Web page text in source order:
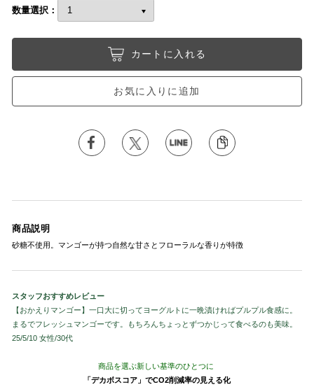
数量選択：
カートに入れる
お気に入りに追加
商品説明
砂糖不使用。マンゴーが持つ自然な甘さとフローラルな香りが特徴
スタッフおすすめレビュー
【おかえりマンゴー】一口大に切ってヨーグルトに一晩漬ければプルプル食感に。
まるでフレッシュマンゴーです。もちろんちょっとずつかじって食べるのも美味。
25/5/10 女性/30代
商品を選ぶ新しい基準のひとつに
「デカボスコア」でCO2削減率の見える化